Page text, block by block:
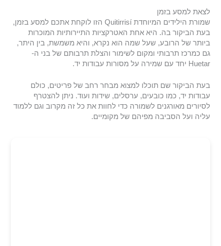
לצאת למסע בזמן
שמורת הילידים המיוחדת Quitirrisí הזו לוקחת אתכם למסע בזמן,
בעת הביקור בה. היא אחת האטרקציות התיירותיות המוכרות
ביותר של הרובע, שעל שמה הוא נקרא, והיא משמשת, בין היתר,
גם כמרכז תרבותי ומקום לשימור והצלת תרבותם של בני ה-
Huetar יחד עם שמירה על מסורות עבודות יד.
בעת הביקור שם תוכלו למצוא מבחר רחב של פריטים, כולם
עבודות יד, כמו כובעים, ערסלים, שידות ועוד. ניתן להצטרף
לסיורים מאורגנים לשמורה כדי לחוות את כל זה מקרוב וגם ללמוד
עליה ועל הסביבה מפיהם של מקומיים.